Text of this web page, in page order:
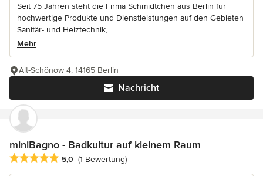
Seit 75 Jahren steht die Firma Schmidtchen aus Berlin für
hochwertige Produkte und Dienstleistungen auf den Gebieten
Sanitär- und Heiztechnik,...
Mehr
Nachricht
Alt-Schönow 4, 14165 Berlin
miniBagno - Badkultur auf kleinem Raum
Durchschnittliche Bewertung: 5 von 5 Sternen
5,0 (1 Bewertung)